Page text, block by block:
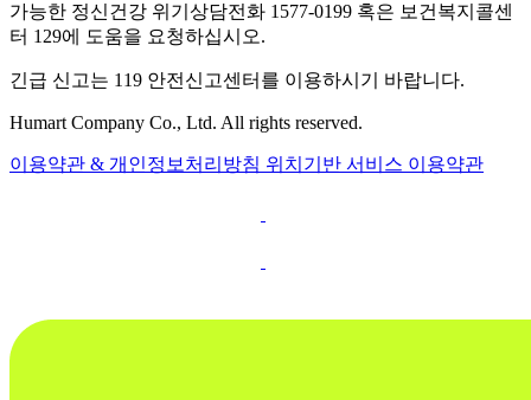
가능한 정신건강 위기상담전화 1577-0199 혹은 보건복지콜센
터 129에 도움을 요청하십시오.
긴급 신고는 119 안전신고센터를 이용하시기 바랍니다.
Humart Company Co., Ltd. All rights reserved.
이용약관 & 개인정보처리방침 위치기반 서비스 이용약관